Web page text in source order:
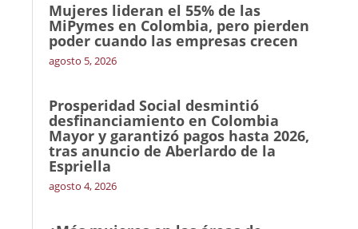
Mujeres lideran el 55% de las
MiPymes en Colombia, pero pierden
poder cuando las empresas crecen
agosto 5, 2026
Prosperidad Social desmintió
desfinanciamiento en Colombia
Mayor y garantizó pagos hasta 2026,
tras anuncio de Aberlardo de la
Espriella
agosto 4, 2026